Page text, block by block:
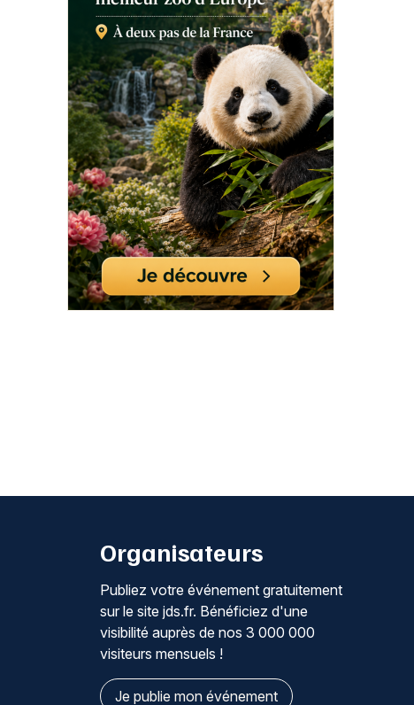
Organisateurs
Publiez votre événement gratuitement
sur le site jds.fr. Bénéficiez d'une
visibilité auprès de nos 3 000 000
visiteurs mensuels !
Je publie mon événement